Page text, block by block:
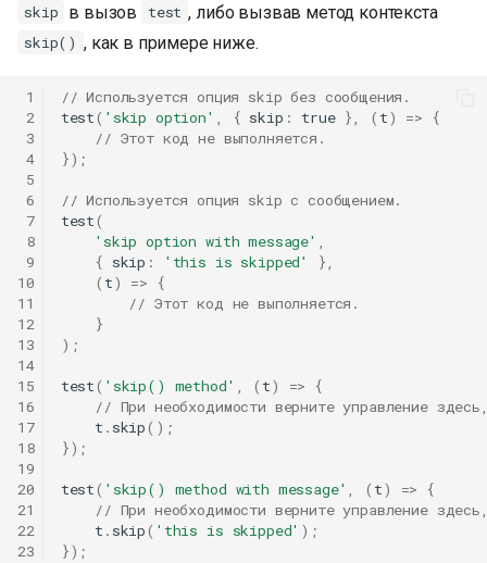
skip в вызов test , либо вызвав метод контекста
skip() , как в примере ниже.
1
2
3
4
5
6
7
8
9
10
11
12
13
14
15
16
17
18
19
20
21
22
23
// Используется опция skip без сообщения.
test( 'skip option' , { skip : true }, ( t) =>
{
// Этот код не выполняется.
});
// Используется опция skip с сообщением.
test(
'skip option with message' ,
{ skip : 'this is skipped'
},
( t) =>
{
// Этот код не выполняется.
}
);
test( 'skip() method' , ( t) =>
{
// При необходимости верните управление
t . skip();
});
test( 'skip() method with message' , ( t) =>
{
// При необходимости верните управление
t . skip( 'this is skipped' );
});